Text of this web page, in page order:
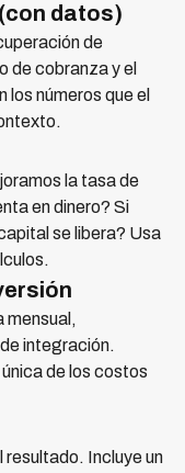
datos)
de
de cobranza y el
números que el
la tasa de
en dinero? Si
se libera? Usa
mensual,
integración.
de los costos
resultado. Incluye un